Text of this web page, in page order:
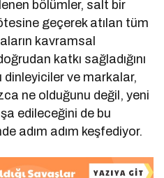
bölümler, salt bir
geçerek atılan tüm
kavramsal
katkı sağladığını
dinleyiciler ve markalar,
ne olduğunu değil, yeni
edileceğini de bu
adım adım keşfediyor.